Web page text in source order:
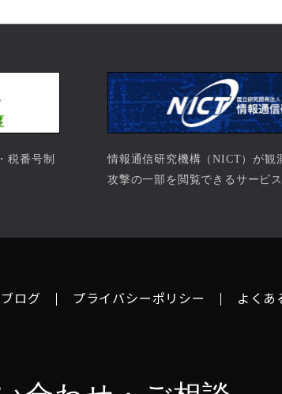
税番号制
情報通信研究機構（NICT）が観
攻撃の一部を閲覧できるサービス
ログ プライバシーポリシー よくあ